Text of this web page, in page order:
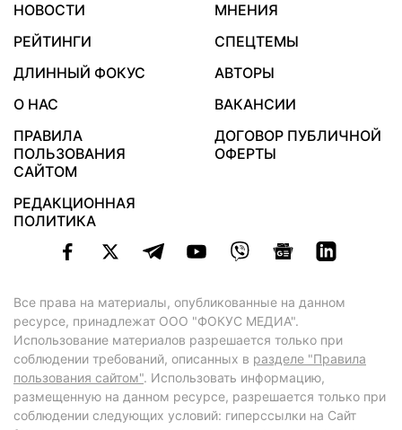
НОВОСТИ
МНЕНИЯ
РЕЙТИНГИ
СПЕЦТЕМЫ
ДЛИННЫЙ ФОКУС
АВТОРЫ
О НАС
ВАКАНСИИ
ПРАВИЛА
ПОЛЬЗОВАНИЯ
САЙТОМ
ДОГОВОР ПУБЛИЧНОЙ
ОФЕРТЫ
РЕДАКЦИОННАЯ
ПОЛИТИКА
Все права на материалы, опубликованные на данном
ресурсе, принадлежат ООО "ФОКУС МЕДИА".
Использование материалов разрешается только при
соблюдении требований, описанных в разделе "Правила
пользования сайтом". Использовать информацию,
размещенную на данном ресурсе, разрешается только при
соблюдении следующих условий: гиперссылки на Сайт